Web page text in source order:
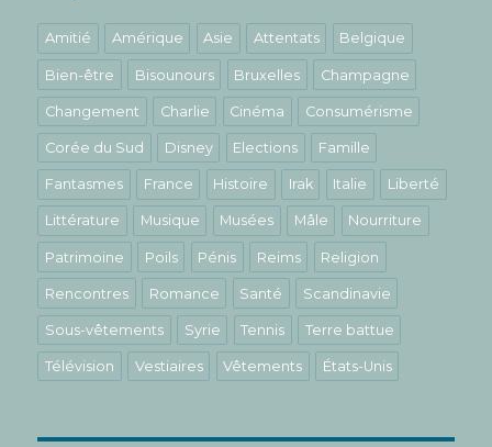
Amitié Amérique Asie Attentats Belgique
Bien-être Bisounours Bruxelles Champagne
Changement Charlie Cinéma Consumérisme
Corée du Sud Disney Elections Famille
Fantasmes France Histoire Irak Italie Liberté
Littérature Musique Musées Mâle Nourriture
Patrimoine Poils Pénis Reims Religion
Rencontres Romance Santé Scandinavie
Sous-vêtements Syrie Tennis Terre battue
Télévision Vestiaires Vêtements États-Unis